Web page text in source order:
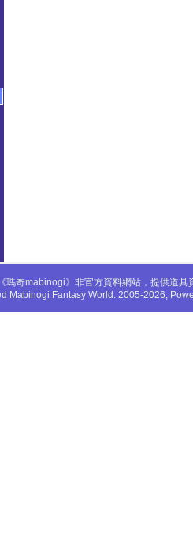
瑪奇mabinogi》非官方資料網站，提供道
Mabinogi Fantasy World. 2005-2026,